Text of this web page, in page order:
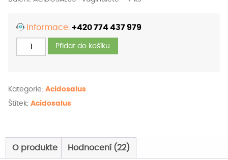
Informace: +420 774 437 979
ACIDOSALUS®
VAGINALETE
Přidat do košíku
Kategorie: Acidosalus
Štítek: Acidosalus
O produkte Hodnocení (22)